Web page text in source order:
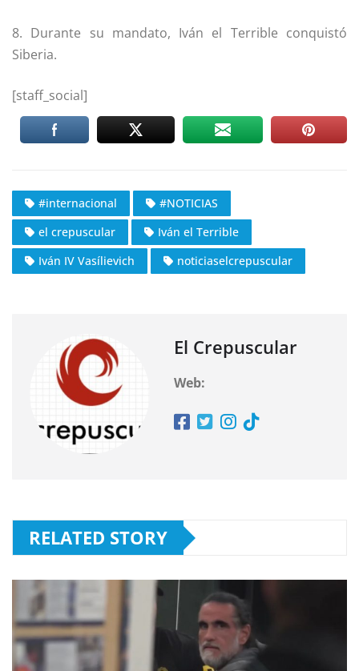
8. Durante su mandato, Iván el Terrible conquistó
Siberia.
[staff_social]
#internacional
#NOTICIAS
el crepuscular
Iván el Terrible
Iván IV Vasílievich
noticiaselcrepuscular
El Crepuscular
Web:
RELATED STORY